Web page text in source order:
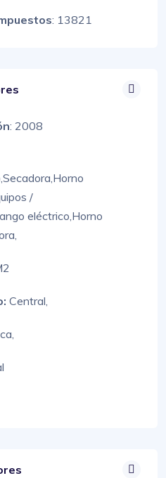
: 13821
: 2008
Secadora,Horno
/
eléctrico,Horno
Central,